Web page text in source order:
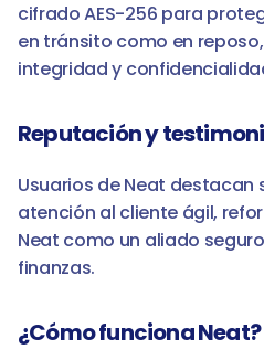
cifrado AES-256 para
en tránsito como en
integridad y
Reputación y
Usuarios de Neat destacan
atención al cliente ágil,
Neat como un aliado
finanzas.
¿Cómo funciona Neat?